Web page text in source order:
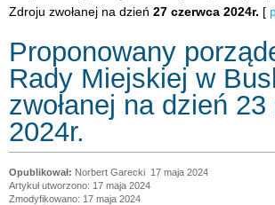
Zdroju zwołanej na dzień 27 czerwca 2024r. [
Proponowany
Rady Miejskiej w
zwołanej na dzień
2024r.
Norbert Garecki 17 maja 2024
Artykuł utworzono: 17 maja 2024
Zmodyfikowano: 17 maja 2024